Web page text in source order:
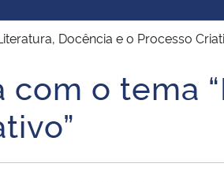
União
Banco Central do Brasil
Docência e o Processo
o tema